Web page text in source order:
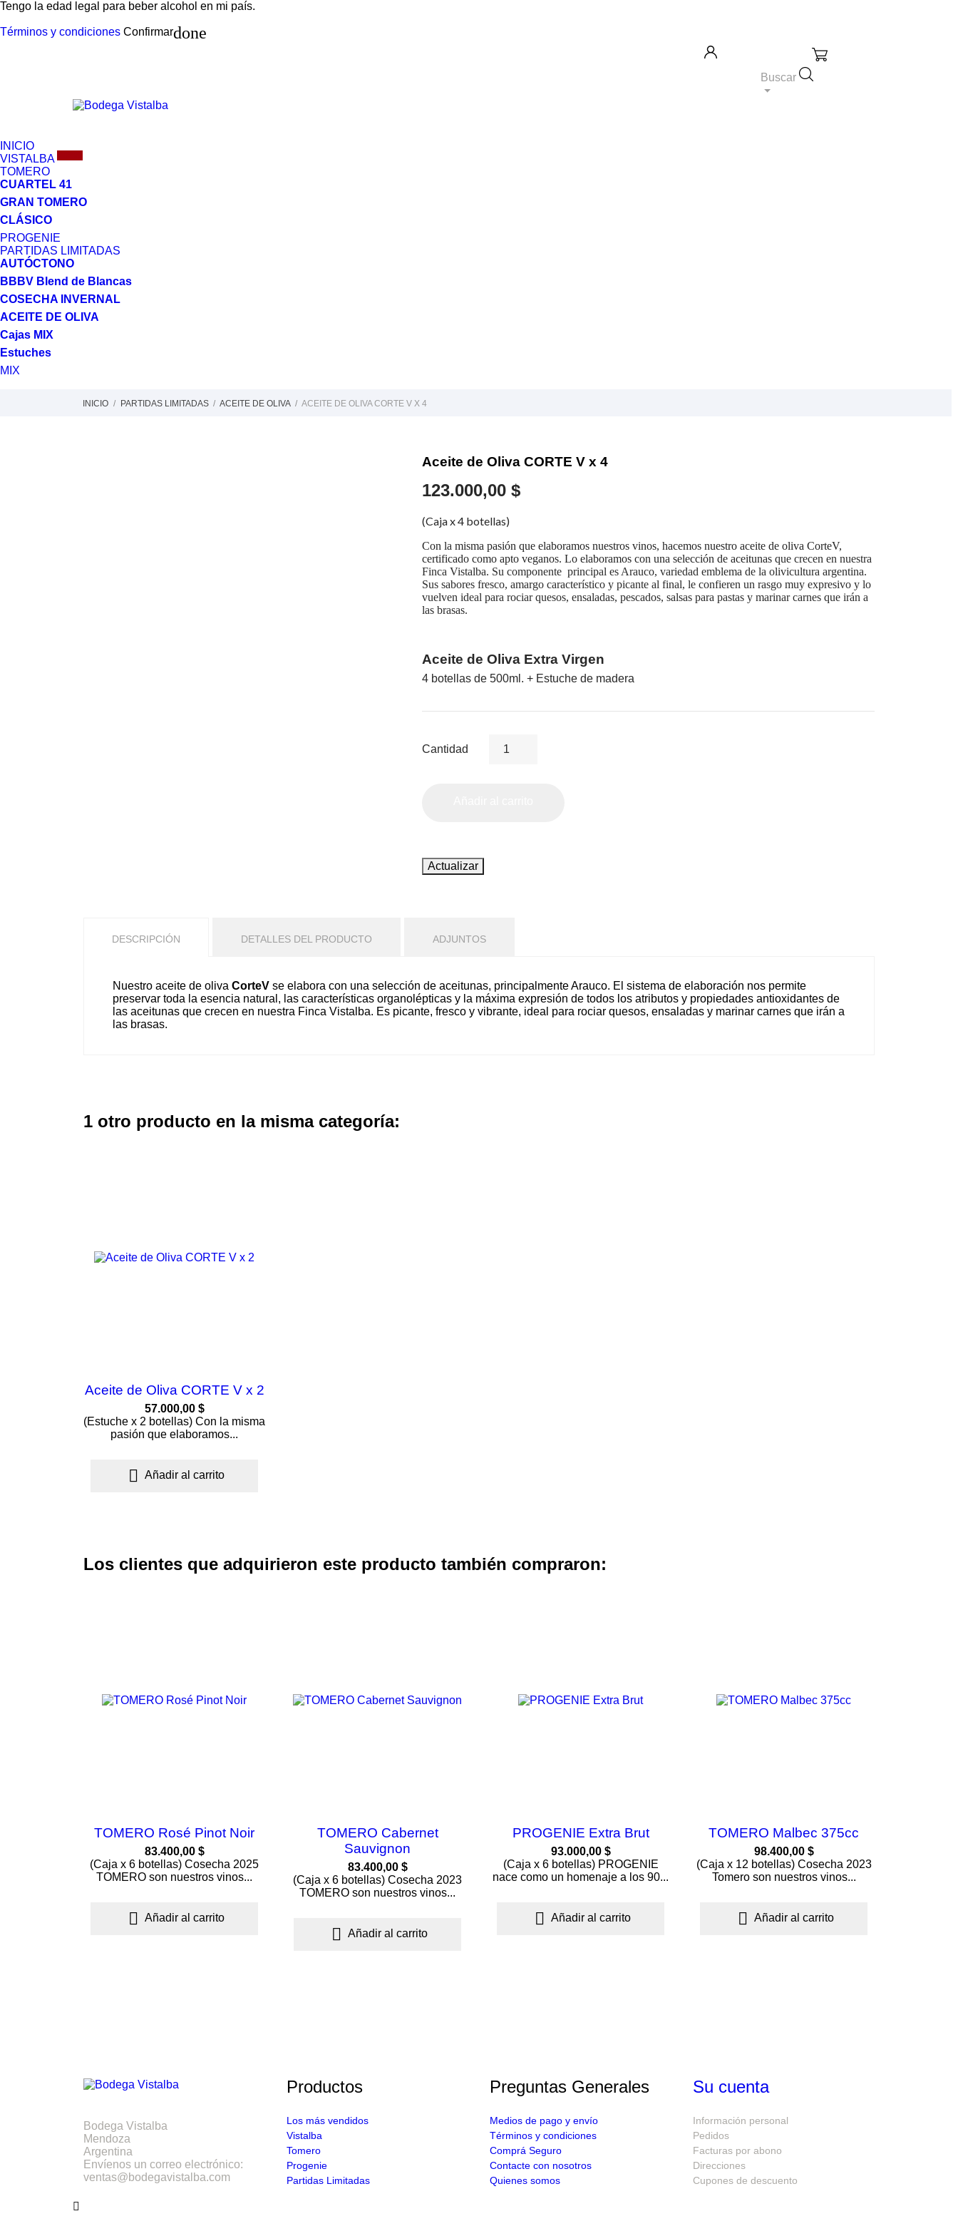
Tengo la edad legal para beber alcohol en mi país.
Términos y condiciones Confirmardone
Buscar
INICIO
VISTALBA
TOMERO
CUARTEL 41
GRAN TOMERO
CLÁSICO
PROGENIE
PARTIDAS LIMITADAS
AUTÓCTONO
BBBV Blend de Blancas
COSECHA INVERNAL
ACEITE DE OLIVA
Cajas MIX
Estuches
MIX
INICIO PARTIDAS LIMITADAS ACEITE DE OLIVA ACEITE DE OLIVA CORTE V X 4
Aceite de Oliva CORTE V x 4
123.000,00 $
(Caja x 4 botellas)
Con la misma pasión que elaboramos nuestros vinos, hacemos nuestro aceite de oliva CorteV,
certificado como apto veganos. Lo elaboramos con una selección de aceitunas que crecen en nuestra
Finca Vistalba. Su componente principal es Arauco, variedad emblema de la olivicultura argentina.
Sus sabores fresco, amargo característico y picante al final, le confieren un rasgo muy expresivo y lo
vuelven ideal para rociar quesos, ensaladas, pescados, salsas para pastas y marinar carnes que irán a
las brasas.
Aceite de Oliva Extra Virgen
4 botellas de 500ml. + Estuche de madera
Cantidad
DESCRIPCIÓN DETALLES DEL PRODUCTO ADJUNTOS
Nuestro aceite de oliva CorteV se elabora con una selección de aceitunas, principalmente Arauco. El sistema de elaboración nos permite
preservar toda la esencia natural, las características organolépticas y la máxima expresión de todos los atributos y propiedades antioxidantes de
las aceitunas que crecen en nuestra Finca Vistalba. Es picante, fresco y vibrante, ideal para rociar quesos, ensaladas y marinar carnes que irán a
las brasas.
1 otro producto en la misma categoría:
Aceite de Oliva CORTE V x 2
57.000,00 $
(Estuche x 2 botellas) Con la misma
pasión que elaboramos...
 Añadir al carrito
Los clientes que adquirieron este producto también compraron:
TOMERO Rosé Pinot Noir
83.400,00 $
(Caja x 6 botellas) Cosecha 2025
TOMERO son nuestros vinos...
 Añadir al carrito
TOMERO Cabernet
Sauvignon
83.400,00 $
(Caja x 6 botellas) Cosecha 2023
TOMERO son nuestros vinos...
 Añadir al carrito
PROGENIE Extra Brut
93.000,00 $
(Caja x 6 botellas) PROGENIE
nace como un homenaje a los 90...
 Añadir al carrito
TOMERO Malbec 375cc
98.400,00 $
(Caja x 12 botellas) Cosecha 2023
Tomero son nuestros vinos...
 Añadir al carrito
Bodega Vistalba
Mendoza
Argentina
Envíenos un correo electrónico:
ventas@bodegavistalba.com
Productos
Los más vendidos
Vistalba
Tomero
Progenie
Partidas Limitadas
Preguntas Generales
Medios de pago y envío
Términos y condiciones
Comprá Seguro
Contacte con nosotros
Quienes somos
Su cuenta
Información personal
Pedidos
Facturas por abono
Direcciones
Cupones de descuento
